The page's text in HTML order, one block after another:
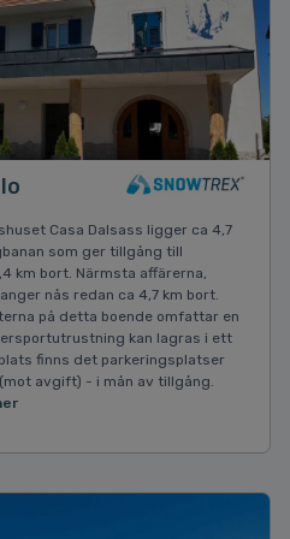
Casa Dalsass ligger ca 4,7
som ger tillgång till
km bort. Närmsta affärerna,
nås redan ca 4,7 km bort.
på detta boende omfattar en
kan lagras i ett
finns det parkeringsplatser
avgift) - i mån av tillgång.